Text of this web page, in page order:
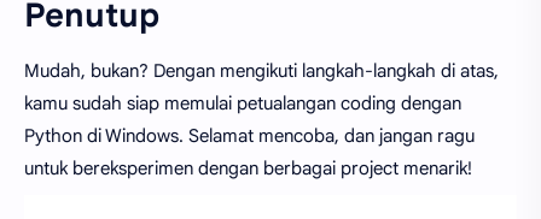
Penutup
Mudah, bukan? Dengan mengikuti langkah-langkah di atas,
kamu sudah siap memulai petualangan coding dengan
Python di Windows. Selamat mencoba, dan jangan ragu
untuk bereksperimen dengan berbagai project menarik!